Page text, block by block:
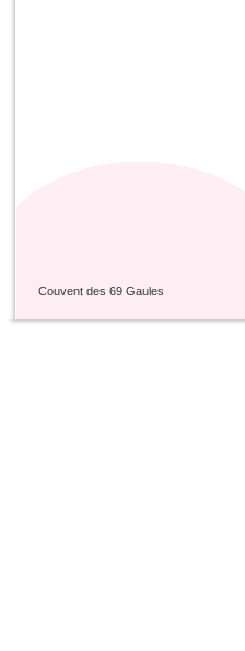
Couvent des 69 Gaules